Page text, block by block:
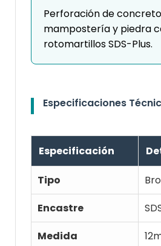
Perforación de
mampostería y piedra
rotomartillos SDS-Plus.
Especificaciones
Especificación
Tipo
Encastre
Medida